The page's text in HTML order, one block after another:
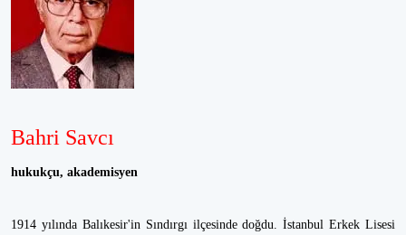
Bahri Savcı
hukukçu, akademisyen
1914 yılında Balıkesir'in Sındırgı ilçesinde doğdu. İstanbul Erkek Lisesi